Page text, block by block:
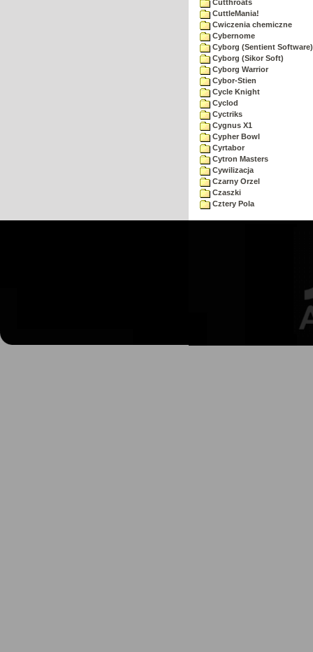
Cutthroats
CuttleMania!
Cwiczenia chemiczne
Cybernome
Cyborg (Sentient Software)
Cyborg (Sikor Soft)
Cyborg Warrior
Cybor-Stien
Cycle Knight
Cyclod
Cyctriks
Cygnus X1
Cypher Bowl
Cyrtabor
Cytron Masters
Cywilizacja
Czarny Orzel
Czaszki
Cztery Pola